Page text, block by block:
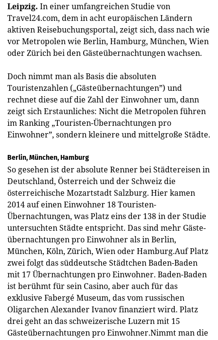
Leipzig. In einer umfangreichen Studie von
Travel24.com, dem in acht europäischen Ländern
aktiven Reisebuchungsportal, zeigt sich, dass nach wie
vor Metropolen wie Berlin, Hamburg, München, Wien
oder Zürich bei den Gästeübernachtungen wachsen.
Doch nimmt man als Basis die absoluten
Touristenzahlen („Gästeübernachtungen”) und
rechnet diese auf die Zahl der Einwohner um, dann
zeigt sich Erstaunliches: Nicht die Metropolen führen
im Ranking „Touristen-Übernachtungen pro
Einwohner”, sondern kleinere und mittelgroße Städte.
Berlin, München, Hamburg
So gesehen ist der absolute Renner bei Städtereisen in
Deutschland, Österreich und der Schweiz die
österreichische Mozartstadt Salzburg. Hier kamen
2014 auf einen Einwohner 18 Touristen-
Übernachtungen, was Platz eins der 138 in der Studie
untersuchten Städte entspricht. Das sind mehr Gäste-
übernachtungen pro Einwohner als in Berlin,
München, Köln, Zürich, Wien oder Hamburg.Auf Platz
zwei folgt das süddeutsche Städtchen Baden-Baden
mit 17 Übernachtungen pro Einwohner. Baden-Baden
ist berühmt für sein Casino, aber auch für das
exklusive Fabergé Museum, das vom russischen
Oligarchen Alexander Ivanov finanziert wird. Platz
drei geht an das schweizerische Luzern mit 15
Gästeübernachtungen pro Einwohner.Nimmt man die